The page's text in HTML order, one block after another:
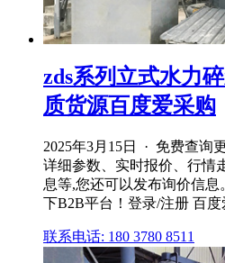
zds系列立式水力
质货源百度爱采购
2025年3月15日 · 免费查询
详细参数、实时报价、行情
息等,您还可以发布询价信
下B2B平台！登录/注册 百
联系电话: 180 3780 8511